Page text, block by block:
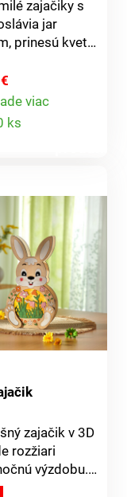
zajačiky s
jar
prinesú kvety
viac
ks
zajačik v 3D
rozžiari
výzdobu.
zaistia